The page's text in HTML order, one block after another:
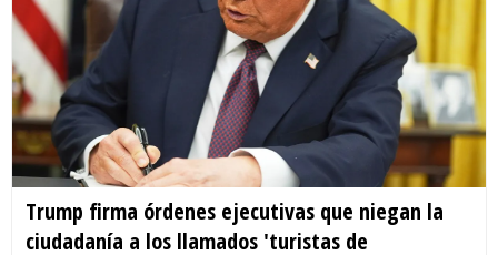
Trump firma órdenes ejecutivas que niegan la
ciudadanía a los llamados 'turistas de